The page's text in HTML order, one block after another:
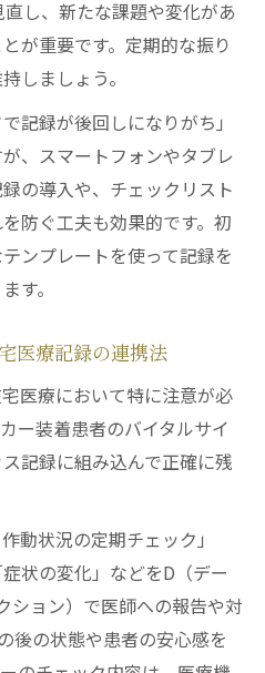
し、新たな課題や変化があ
が重要です。定期的な振り
しましょう。
記録が後回しになりがち」
、スマートフォンやタブレ
の導入や、チェックリスト
防ぐ工夫も効果的です。初
ンプレートを使って記録を
す。
医療記録の連携法
医療において特に注意が必
ー装着患者のバイタルサイ
記録に組み込んで正確に残
動状況の定期チェック」
状の変化」などをD（デー
ション）で医師への報告や対
後の状態や患者の安心感を